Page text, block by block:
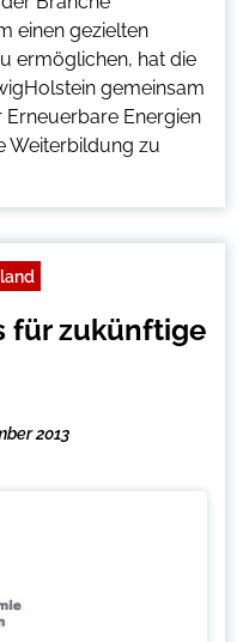
einen gezielten
ermöglichen, hat die
gemeinsam
Energien
Weiterbildung zu
für zukünftige
2013